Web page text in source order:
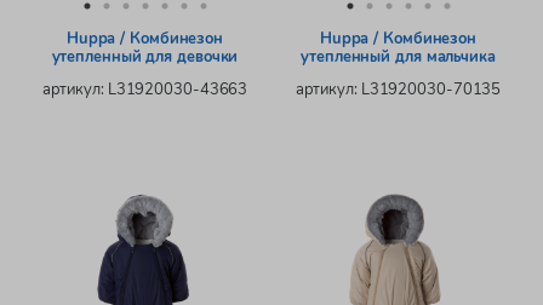
Huppa / Комбинезон
утепленный для девочки
артикул: L31920030-43663
Huppa / Комбинезон
утепленный для мальчика
артикул: L31920030-70135